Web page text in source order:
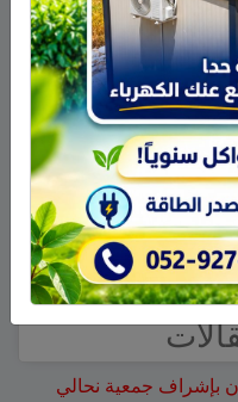
في أذهانهم
الحقيقية».
بإشراف جمعية نحالي